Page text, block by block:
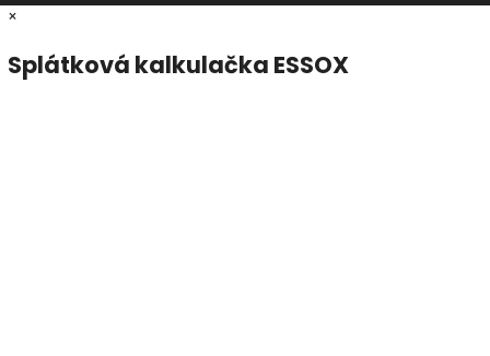
×
Splátková kalkulačka ESSOX